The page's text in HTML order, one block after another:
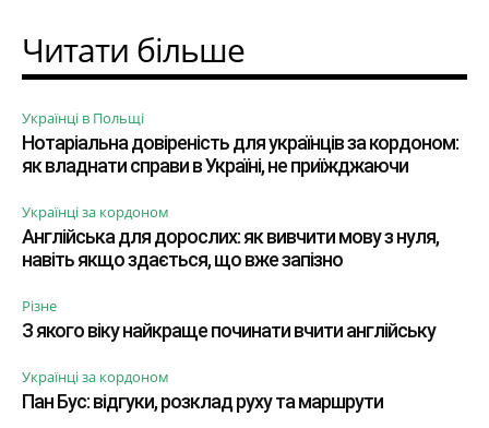
Читати більше
Українці в Польщі
Нотаріальна довіреність для українців за кордоном:
як владнати справи в Україні, не приїжджаючи
Українці за кордоном
Англійська для дорослих: як вивчити мову з нуля,
навіть якщо здається, що вже запізно
Різне
З якого віку найкраще починати вчити англійську
Українці за кордоном
Пан Бус: відгуки, розклад руху та маршрути